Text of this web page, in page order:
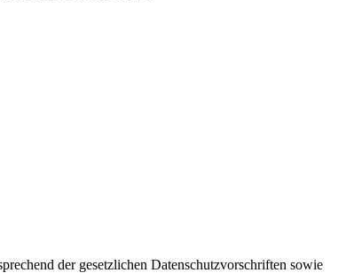
der gesetzlichen Datenschutzvorschriften sowie